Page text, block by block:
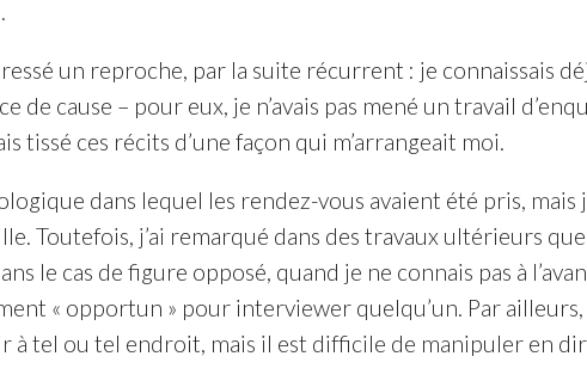
un reproche, par la suite récurrent : je connaissais
de cause – pour eux, je n’avais pas mené un travail
tissé ces récits d’une façon qui m’arrangeait moi.
dans lequel les rendez-vous avaient été pris, mais
Toutefois, j’ai remarqué dans des travaux ultérieurs
le cas de figure opposé, quand je ne connais pas à
« opportun » pour interviewer quelqu’un. Par
à tel ou tel endroit, mais il est difficile de manipuler en